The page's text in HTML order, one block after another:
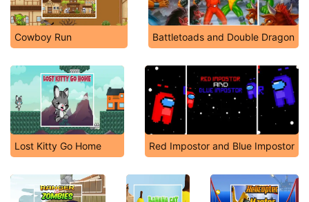
Cowboy Run Battletoads and Double Dragon
Lost Kitty Go Home Red Impostor and Blue Impostor